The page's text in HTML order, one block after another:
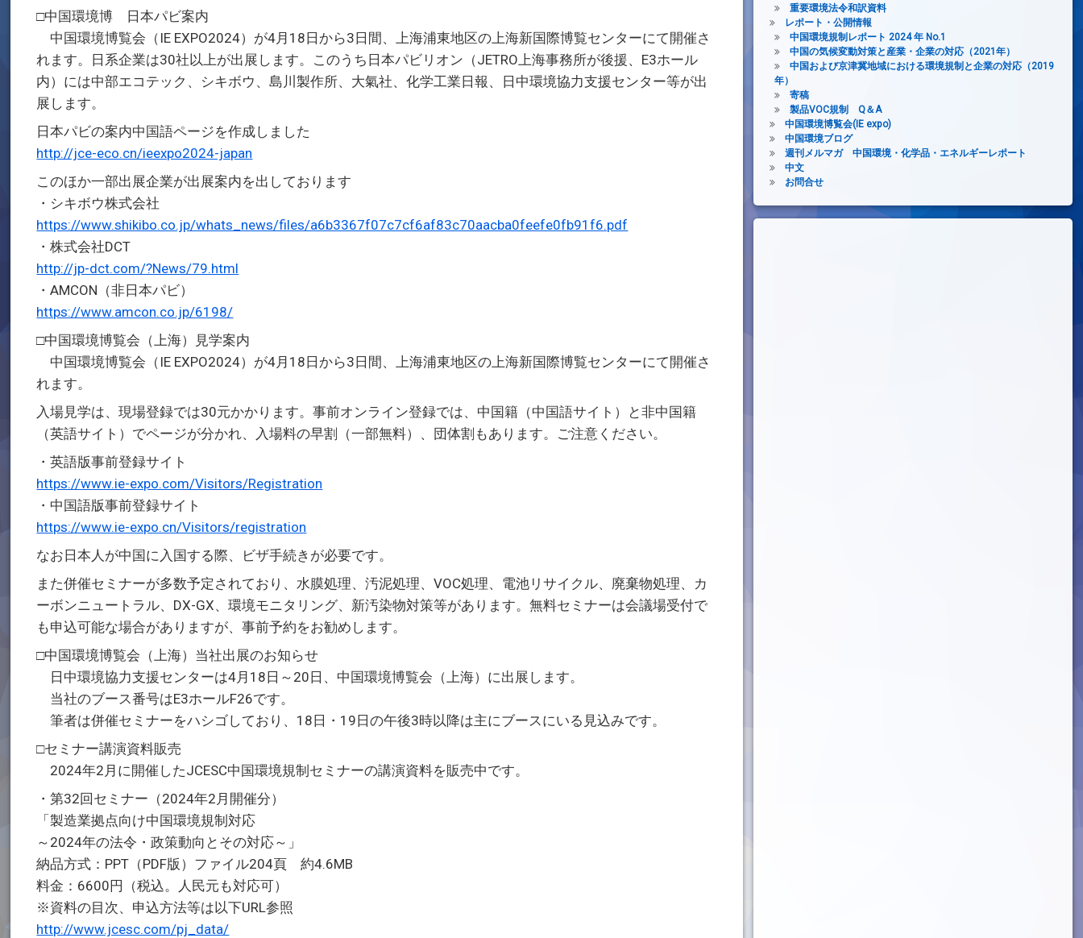
□中国環境博 日本パビ案内
中国環境博覧会（IE EXPO2024）が4月18日から3日間、上海浦東地区の上海新国際博覧センターにて開催さ
れます。日系企業は30社以上が出展します。このうち日本パビリオン（JETRO上海事務所が後援、E3ホール
内）には中部エコテック、シキボウ、島川製作所、大氣社、化学工業日報、日中環境協力支援センター等が出
展します。
日本パビの案内中国語ページを作成しました
http://jce-eco.cn/ieexpo2024-japan
このほか一部出展企業が出展案内を出しております
・シキボウ株式会社
https://www.shikibo.co.jp/whats_news/files/a6b3367f07c7cf6af83c70aacba0feefe0fb91f6.pdf
・株式会社DCT
http://jp-dct.com/?News/79.html
・AMCON（非日本パビ）
https://www.amcon.co.jp/6198/
□中国環境博覧会（上海）見学案内
中国環境博覧会（IE EXPO2024）が4月18日から3日間、上海浦東地区の上海新国際博覧センターにて開催さ
れます。
入場見学は、現場登録では30元かかります。事前オンライン登録では、中国籍（中国語サイト）と非中国籍
（英語サイト）でページが分かれ、入場料の早割（一部無料）、団体割もあります。ご注意ください。
・英語版事前登録サイト
https://www.ie-expo.com/Visitors/Registration
・中国語版事前登録サイト
https://www.ie-expo.cn/Visitors/registration
なお日本人が中国に入国する際、ビザ手続きが必要です。
また併催セミナーが多数予定されており、水膜処理、汚泥処理、VOC処理、電池リサイクル、廃棄物処理、カ
ーボンニュートラル、DX-GX、環境モニタリング、新汚染物対策等があります。無料セミナーは会議場受付で
も申込可能な場合がありますが、事前予約をお勧めします。
□中国環境博覧会（上海）当社出展のお知らせ
日中環境協力支援センターは4月18日～20日、中国環境博覧会（上海）に出展します。
当社のブース番号はE3ホールF26です。
筆者は併催セミナーをハシゴしており、18日・19日の午後3時以降は主にブースにいる見込みです。
□セミナー講演資料販売
2024年2月に開催したJCESC中国環境規制セミナーの講演資料を販売中です。
・第32回セミナー（2024年2月開催分）
「製造業拠点向け中国環境規制対応
～2024年の法令・政策動向とその対応～」
納品方式：PPT（PDF版）ファイル204頁 約4.6MB
料金：6600円（税込。人民元も対応可）
※資料の目次、申込方法等は以下URL参照
http://www.jcesc.com/pj_data/
重要環境法令和訳資料
レポート・公開情報
中国環境規制レポート 2024 年 No.1
中国の気候変動対策と産業・企業の対応（2021年）
中国および京津冀地域における環境規制と企業の対応（2019
年）
寄稿
製品VOC規制 Q＆A
中国環境博覧会(IE expo)
中国環境ブログ
週刊メルマガ 中国環境・化学品・エネルギーレポート
中文
お問合せ